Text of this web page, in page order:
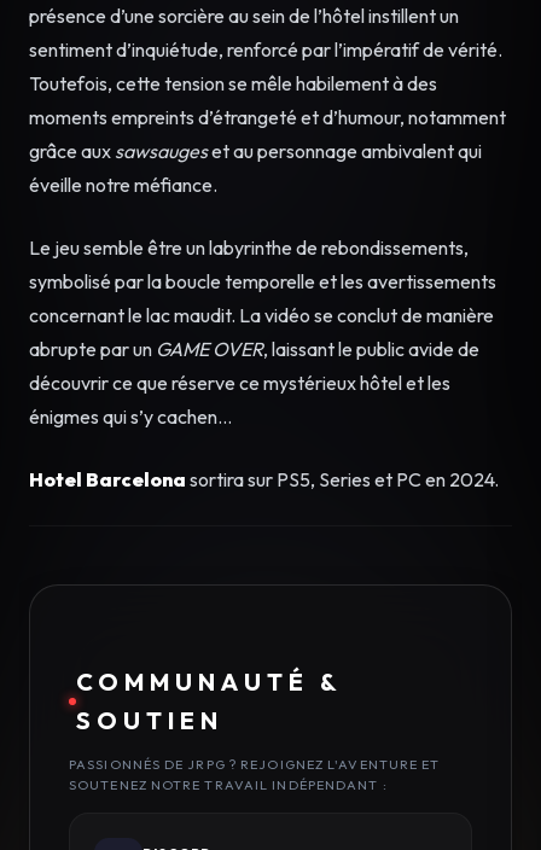
présence d’une sorcière au sein de l’hôtel instillent un
sentiment d’inquiétude, renforcé par l’impératif de vérité.
Toutefois, cette tension se mêle habilement à des
moments empreints d’étrangeté et d’humour, notamment
grâce aux sawsaugeset au personnage ambivalent qui
éveille notre méfiance.
Le jeu semble être un labyrinthe de rebondissements,
symbolisé par la boucle temporelle et les avertissements
concernant le lac maudit. La vidéo se conclut de manière
abrupte par un GAME OVER, laissant le public avide de
découvrir ce que réserve ce mystérieux hôtel et les
énigmes qui s’y cachen…
Hotel Barcelona sortira sur PS5, Series et PC en 2024.
COMMUNAUTÉ &
SOUTIEN
PASSIONNÉS DE JRPG ? REJOIGNEZ L'AVENTURE ET
SOUTENEZ NOTRE TRAVAIL INDÉPENDANT :